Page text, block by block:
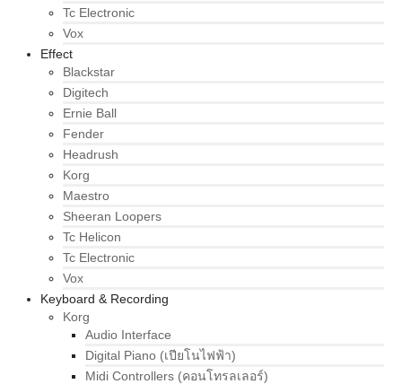
Tc Electronic
Vox
Effect
Blackstar
Digitech
Ernie Ball
Fender
Headrush
Korg
Maestro
Sheeran Loopers
Tc Helicon
Tc Electronic
Vox
Keyboard & Recording
Korg
Audio Interface
Digital Piano (เปียโนไฟฟ้า)
Midi Controllers (คอนโทรลเลอร์)